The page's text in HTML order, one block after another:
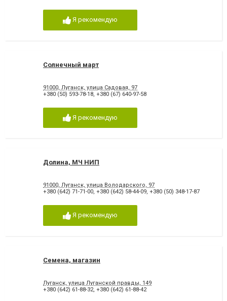
Я рекомендую
Солнечный март
91000, Луганск, улица Садовая, 97
+380 (50) 593-78-18, +380 (67) 640-97-58
Я рекомендую
Долина, МЧ НИП
91000, Луганск, улица Володарского, 97
+380 (642) 71-71-00, +380 (642) 58-44-09, +380 (50) 348-17-87
Я рекомендую
Семена, магазин
Луганск, улица Луганской правды, 149
+380 (642) 61-88-32, +380 (642) 61-88-42